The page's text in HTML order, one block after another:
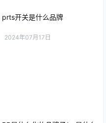
prts开关是什么品牌
2024年07月17日